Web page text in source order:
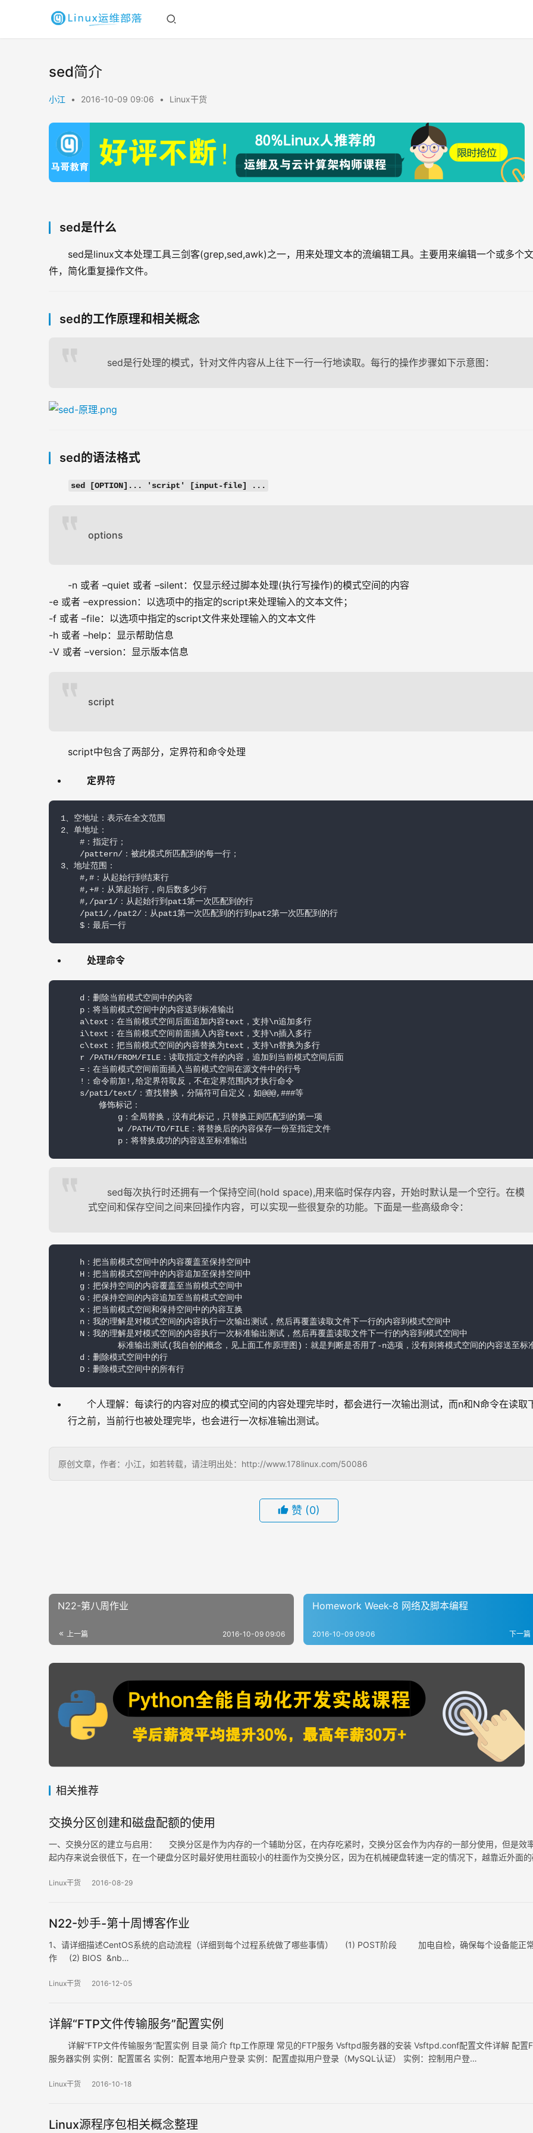
sed简介
小江 • 2016-10-09 09:06 • Linux干货
sed是什么
sed是linux文本处理工具三剑客(grep,sed,awk)之一，用来处理文本的流编辑工具。主要用来编辑一个或多个文
件，简化重复操作文件。
sed的工作原理和相关概念
sed是行处理的模式，针对文件内容从上往下一行一行地读取。每行的操作步骤如下示意图：
sed的语法格式
sed [OPTION]... 'script' [input-file] ...
options
-n 或者 –quiet 或者 –silent：仅显示经过脚本处理(执行写操作)的模式空间的内容
-e 或者 –expression：以选项中的指定的script来处理输入的文本文件；
-f 或者 –file：以选项中指定的script文件来处理输入的文本文件
-h 或者 –help：显示帮助信息
-V 或者 –version：显示版本信息
script
script中包含了两部分，定界符和命令处理
定界符
1、空地址：表示在全文范围
2、单地址：
#：指定行；
/pattern/：被此模式所匹配到的每一行；
3、地址范围：
#,#：从起始行到结束行
#,+#：从第起始行，向后数多少行
#,/par1/：从起始行到pat1第一次匹配到的行
/pat1/,/pat2/：从pat1第一次匹配到的行到pat2第一次匹配到的行
$：最后一行
处理命令
d：删除当前模式空间中的内容
p：将当前模式空间中的内容送到标准输出
a\text：在当前模式空间后面追加内容text，支持\n追加多行
i\text：在当前模式空间前面插入内容text，支持\n插入多行
c\text：把当前模式空间的内容替换为text，支持\n替换为多行
r /PATH/FROM/FILE：读取指定文件的内容，追加到当前模式空间后面
=：在当前模式空间前面插入当前模式空间在源文件中的行号
!：命令前加!,给定界符取反，不在定界范围内才执行命令
s/pat1/text/：查找替换，分隔符可自定义，如@@@,###等
修饰标记：
g：全局替换，没有此标记，只替换正则匹配到的第一项
w /PATH/TO/FILE：将替换后的内容保存一份至指定文件
p：将替换成功的内容送至标准输出
sed每次执行时还拥有一个保持空间(hold space),用来临时保存内容，开始时默认是一个空行。在模
式空间和保存空间之间来回操作内容，可以实现一些很复杂的功能。下面是一些高级命令：
h：把当前模式空间中的内容覆盖至保持空间中
H：把当前模式空间中的内容追加至保持空间中
g：把保持空间的内容覆盖至当前模式空间中
G：把保持空间的内容追加至当前模式空间中
x：把当前模式空间和保持空间中的内容互换
n：我的理解是对模式空间的内容执行一次输出测试，然后再覆盖读取文件下一行的内容到模式空间中
N：我的理解是对模式空间的内容执行一次标准输出测试，然后再覆盖读取文件下一行的内容到模式空间中
标准输出测试(我自创的概念，见上面工作原理图)：就是判断是否用了-n选项，没有则将模式空间的内容送至标准
d：删除模式空间中的行
D：删除模式空间中的所有行
个人理解：每读行的内容对应的模式空间的内容处理完毕时，都会进行一次输出测试，而n和N命令在读取
行之前，当前行也被处理完毕，也会进行一次标准输出测试。
原创文章，作者：小江，如若转载，请注明出处：http://www.178linux.com/50086
赞 (0)
N22-第八周作业
上一篇 2016-10-09 09:06
Homework Week-8 网络及脚本编程
下一篇
2016-10-09 09:06
相关推荐
交换分区创建和磁盘配额的使用
一、交换分区的建立与启用： 交换分区是作为内存的一个辅助分区，在内存吃紧时，交换分区会作为内存的一部分使用，但是效
起内存来说会很低下，在一个硬盘分区时最好使用柱面较小的柱面作为交换分区，因为在机械硬盘转速一定的情况下，越靠近外面
Linux干货 2016-08-29
N22-妙手-第十周博客作业
1、请详细描述CentOS系统的启动流程（详细到每个过程系统做了哪些事情） (1) POST阶段 加电自检，确保每个设备能正
作 (2) BIOS &nb…
Linux干货 2016-12-05
详解“FTP文件传输服务”配置实例
详解“FTP文件传输服务”配置实例 目录 简介 ftp工作原理 常见的FTP服务 Vsftpd服务器的安装 Vsftpd.conf配置文件详解 配置
服务器实例 实例：配置匿名 实例：配置本地用户登录 实例：配置虚拟用户登录（MySQL认证） 实例：控制用户登…
Linux干货 2016-10-18
Linux源程序包相关概念整理